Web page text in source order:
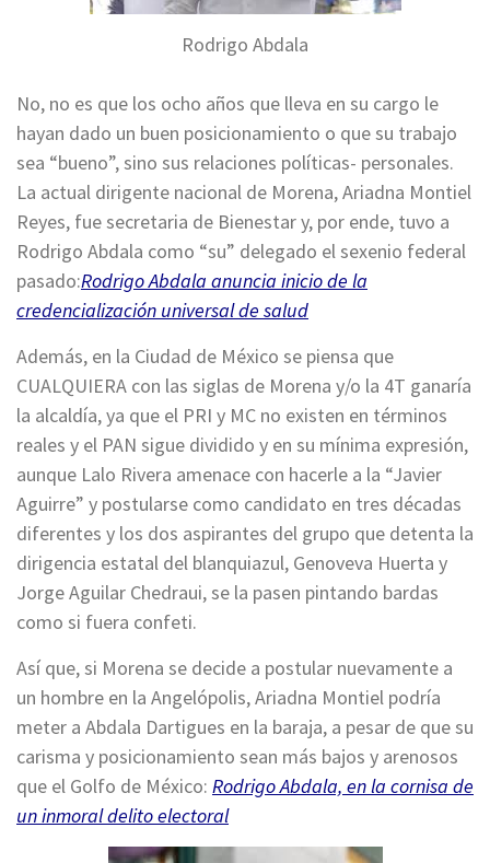
Rodrigo Abdala
No, no es que los ocho años que lleva en su cargo le
hayan dado un buen posicionamiento o que su trabajo
sea “bueno”, sino sus relaciones políticas- personales.
La actual dirigente nacional de Morena, Ariadna Montiel
Reyes, fue secretaria de Bienestar y, por ende, tuvo a
Rodrigo Abdala como “su” delegado el sexenio federal
pasado:Rodrigo Abdala anuncia inicio de la
credencialización universal de salud
Además, en la Ciudad de México se piensa que
CUALQUIERA con las siglas de Morena y/o la 4T ganaría
la alcaldía, ya que el PRI y MC no existen en términos
reales y el PAN sigue dividido y en su mínima expresión,
aunque Lalo Rivera amenace con hacerle a la “Javier
Aguirre” y postularse como candidato en tres décadas
diferentes y los dos aspirantes del grupo que detenta la
dirigencia estatal del blanquiazul, Genoveva Huerta y
Jorge Aguilar Chedraui, se la pasen pintando bardas
como si fuera confeti.
Así que, si Morena se decide a postular nuevamente a
un hombre en la Angelópolis, Ariadna Montiel podría
meter a Abdala Dartigues en la baraja, a pesar de que su
carisma y posicionamiento sean más bajos y arenosos
que el Golfo de México: Rodrigo Abdala, en la cornisa de
un inmoral delito electoral